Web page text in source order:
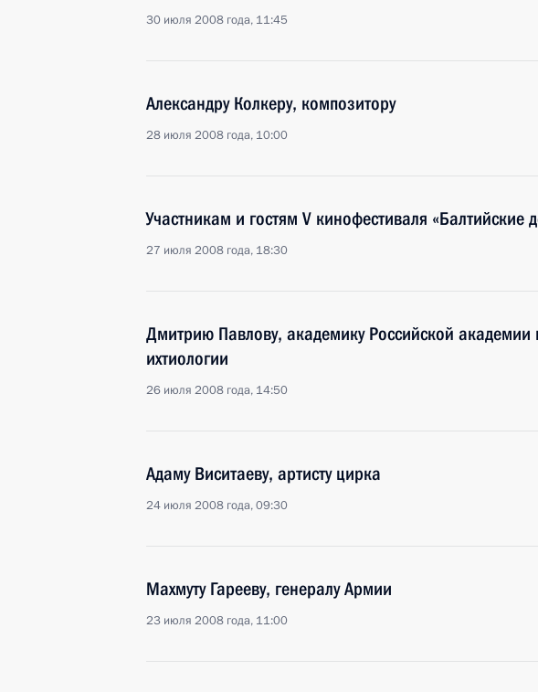
30 июля 2008 года, 11:45
Александру Колкеру, композитору
28 июля 2008 года, 10:00
Участникам и гостям V кинофестиваля «Балтийские
27 июля 2008 года, 18:30
Дмитрию Павлову, академику Российской академии
ихтиологии
26 июля 2008 года, 14:50
Адаму Виситаеву, артисту цирка
24 июля 2008 года, 09:30
Махмуту Гарееву, генералу Армии
23 июля 2008 года, 11:00